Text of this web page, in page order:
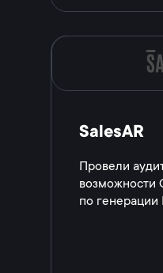
SalesAR
Провели
возможности
по генерации